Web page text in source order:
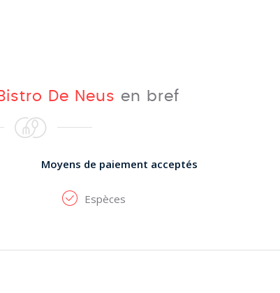
De Neus en bref
Moyens de paiement acceptés
Espèces